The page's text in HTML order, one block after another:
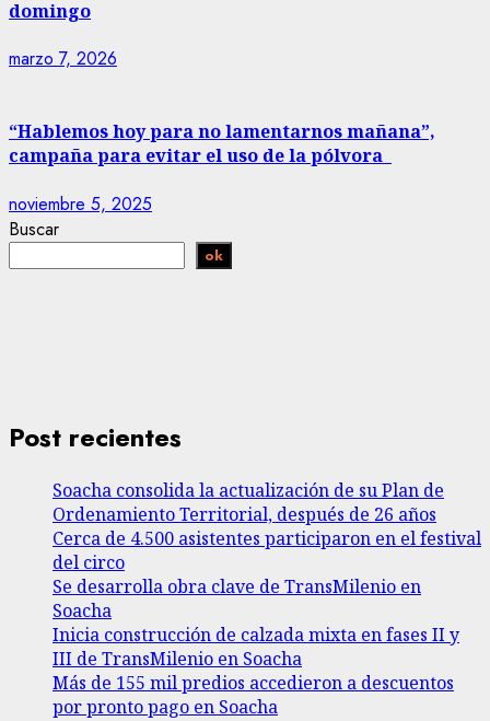
domingo
marzo 7, 2026
“Hablemos hoy para no lamentarnos mañana”,
campaña para evitar el uso de la pólvora
noviembre 5, 2025
Buscar
ok
Post recientes
Soacha consolida la actualización de su Plan de
Ordenamiento Territorial, después de 26 años
Cerca de 4.500 asistentes participaron en el festival
del circo
Se desarrolla obra clave de TransMilenio en
Soacha
Inicia construcción de calzada mixta en fases II y
III de TransMilenio en Soacha
Más de 155 mil predios accedieron a descuentos
por pronto pago en Soacha